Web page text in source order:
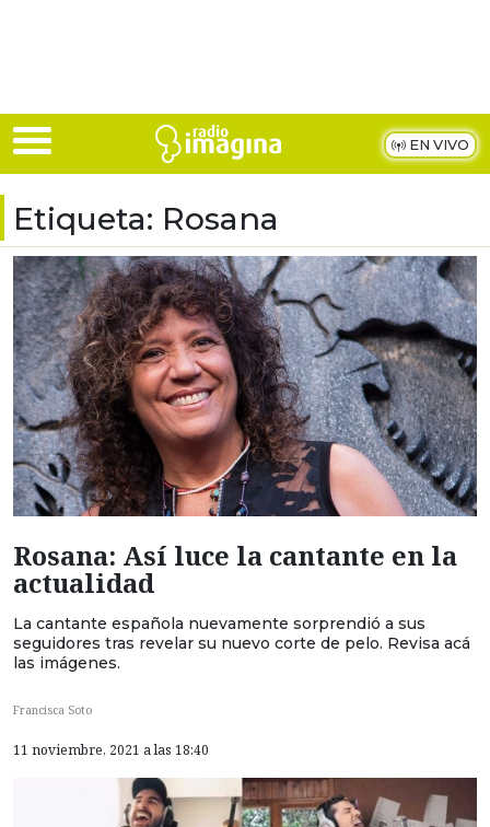
EN VIVO
Etiqueta: Rosana
Rosana: Así luce la cantante en la
actualidad
La cantante española nuevamente sorprendió a sus
seguidores tras revelar su nuevo corte de pelo. Revisa acá
las imágenes.
Francisca Soto
11 noviembre, 2021 a las 18:40